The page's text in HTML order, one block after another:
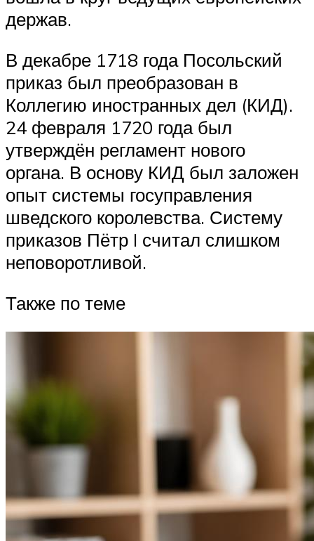
держав.
В декабре 1718 года Посольский
приказ был преобразован в
Коллегию иностранных дел (КИД).
24 февраля 1720 года был
утверждён регламент нового
органа. В основу КИД был заложен
опыт системы госуправления
шведского королевства. Систему
приказов Пётр I считал слишком
неповоротливой.
Также по теме